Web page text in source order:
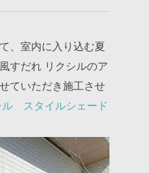
、室内に入り込む夏
すだれ リクシルのア
ていただき施工させ
ル スタイルシェード